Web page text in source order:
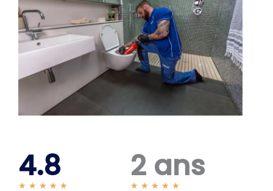
4.8
★ ★ ★ ★ ★
2 ans
★ ★ ★ ★ ★